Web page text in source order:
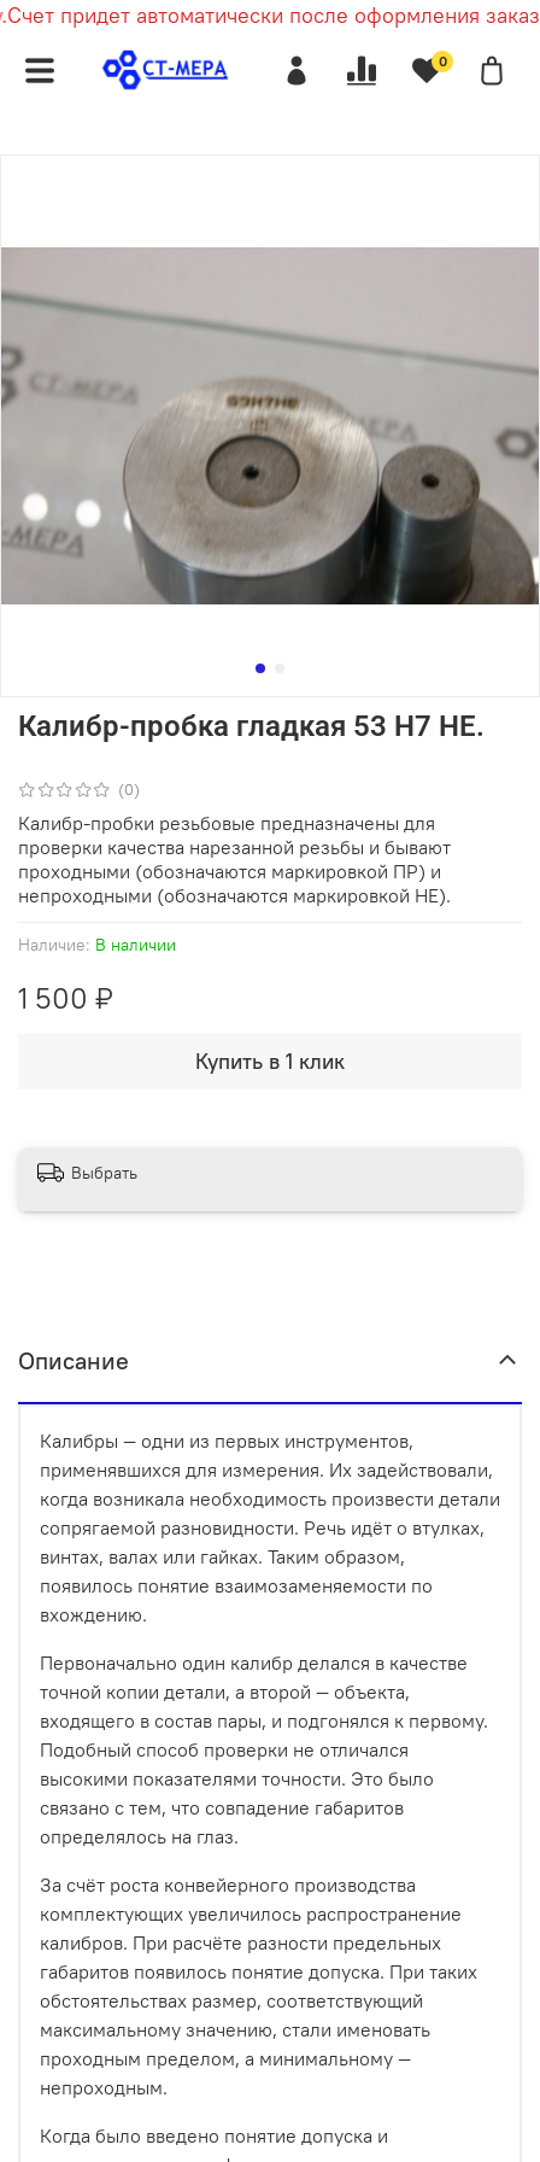
придет автоматически после оформления
0
(0)
Наличие: В наличии
Калибр-пробка гладкая 53 Н7 НЕ.
1 500 ₽
Купить в 1 клик
Калибр-пробки резьбовые предназначены для
проверки качества нарезанной резьбы и бывают
проходными (обозначаются маркировкой ПР) и
непроходными (обозначаются маркировкой НЕ).
Выбрать
Описание
Калибры — одни из первых инструментов,
применявшихся для измерения. Их задействовали,
когда возникала необходимость произвести детали
сопрягаемой разновидности. Речь идёт о втулках,
винтах, валах или гайках. Таким образом,
появилось понятие взаимозаменяемости по
вхождению.
Первоначально один калибр делался в качестве
точной копии детали, а второй — объекта,
входящего в состав пары, и подгонялся к первому.
Подобный способ проверки не отличался
высокими показателями точности. Это было
связано с тем, что совпадение габаритов
определялось на глаз.
За счёт роста конвейерного производства
комплектующих увеличилось распространение
калибров. При расчёте разности предельных
габаритов появилось понятие допуска. При таких
обстоятельствах размер, соответствующий
максимальному значению, стали именовать
проходным пределом, а минимальному —
непроходным.
Когда было введено понятие допуска и